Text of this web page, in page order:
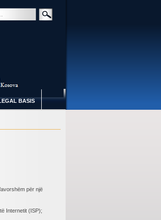
BASIS
për një
Internetit (ISP);